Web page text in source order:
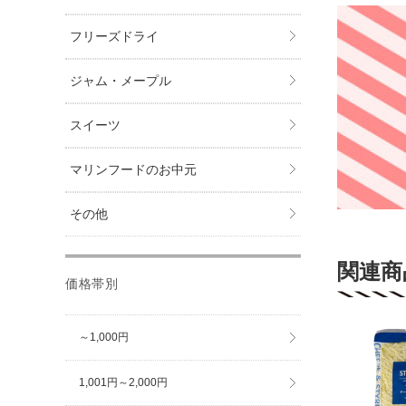
関連
フリーズドライ
ジャム・メープル
スイーツ
マリンフードのお中元
その他
価格帯別
～1,000円
1,001円～2,000円